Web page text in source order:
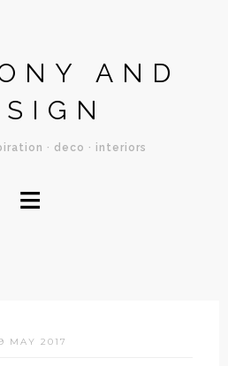
AND
· deco · interiors
≡
MAY 2017